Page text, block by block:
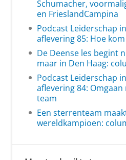
Schumacher,
en FrieslandCampina
Podcast Leiderschap
aflevering 85: Hoe
De Deense les begint
maar in Den Haag:
Podcast Leiderschap
aflevering 84:
team
Een sterrenteam
wereldkampioen: